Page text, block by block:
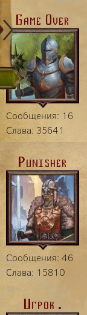
Game Over
Сообщения: 16
Слава: 35641
Punisher
Сообщения: 46
Слава: 15810
Игрoк .